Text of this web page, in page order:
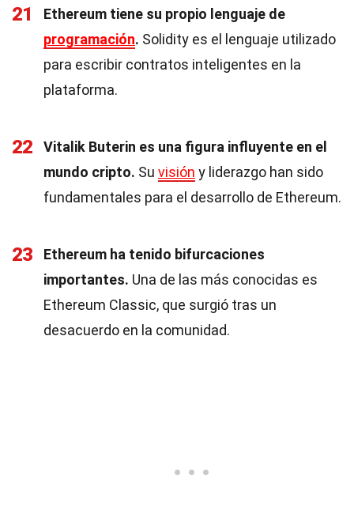
21
Ethereum tiene su propio lenguaje de
programación. Solidity es el lenguaje utilizado
para escribir contratos inteligentes en la
plataforma.
22
Vitalik Buterin es una figura influyente en el
mundo cripto. Su visión y liderazgo han sido
fundamentales para el desarrollo de Ethereum.
23
Ethereum ha tenido bifurcaciones
importantes. Una de las más conocidas es
Ethereum Classic, que surgió tras un
desacuerdo en la comunidad.